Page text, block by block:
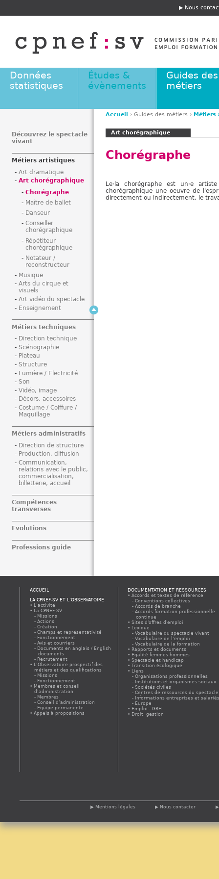
E
t
ê
e
Nous
Données
statistiques
Études &
évènements
Guides des
métiers
s
e
s
Accueil › Guides des métiers › Métiers
Art chorégraphique
Chorégraphe
Le·la chorégraphe est un·e
chorégraphique une oeuvre de
directement ou indirectement, le
Découvrez le spectacle
vivant
Métiers artistiques
Art dramatique
Art chorégraphique
Chorégraphe
Maître de ballet
Danseur
Conseiller
chorégraphique
Répétiteur
chorégraphique
Notateur /
reconstructeur
Musique
Arts du cirque et
visuels
Art vidéo du spectacle
Enseignement
Métiers techniques
Direction technique
Scénographie
Plateau
Structure
Lumière / Electricité
Son
Vidéo, image
Décors, accessoires
Costume / Coiffure /
Maquillage
Métiers administratifs
Direction de structure
Production, diffusion
Communication,
relations avec le public,
commercialisation,
billetterie, accueil
Compétences
transverses
Evolutions
Professions guide
ACCUEIL
LA CPNEF-SV ET L’OBSERVATOIRE
L’activité
La CPNEF-SV
Missions
Actions
Création
Champs et représentativité
Fonctionnement
Avis et courriers
Documents en anglais / English
documents
Recrutement
L’Observatoire prospectif des
métiers et des qualifications
Missions
Fonctionnement
Membres et conseil
d’administration
Membres
Conseil d’administration
Équipe permanente
Appels à propositions
DOCUMENTATION ET RESSOURCES
Accords et textes de référence
Conventions collectives
Accords de branche
Accords formation professionnelle
continue
Sites d'offres d'emploi
Lexique
Vocabulaire du spectacle vivant
Vocabulaire de l’emploi
Vocabulaire de la formation
Rapports et documents
Egalité femmes hommes
Spectacle et handicap
Transition écologique
Liens
Organisations professionnelles
Institutions et organismes sociaux
Sociétés civiles
Centres de ressources du spectacle
Informations entreprises et
Europe
Emploi - GRH
Droit, gestion
Mentions légales Nous contacter